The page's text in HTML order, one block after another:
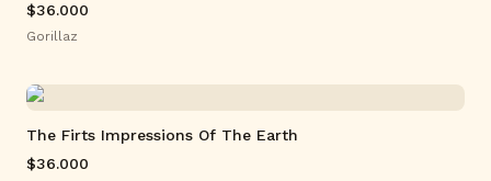
$36.000
Gorillaz
The Firts Impressions Of The Earth
$36.000